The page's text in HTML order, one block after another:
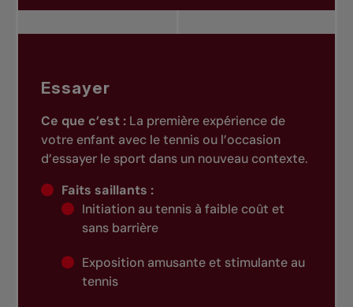
Essayer
Ce que c’est : La première expérience de
votre enfant avec le tennis ou l’occasion
d’essayer le sport dans un nouveau contexte.
Faits saillants :
Initiation au tennis à faible coût et
sans barrière
Exposition amusante et stimulante au
tennis